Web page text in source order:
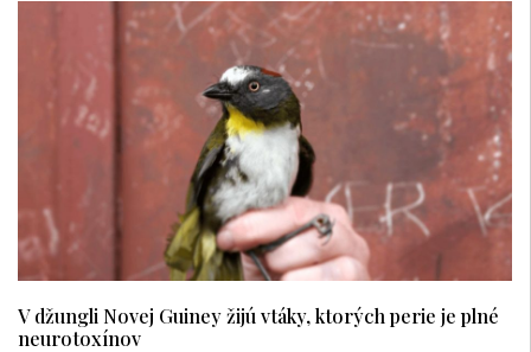
V džungli Novej Guiney žijú vtáky, ktorých perie je plné
neurotoxínov